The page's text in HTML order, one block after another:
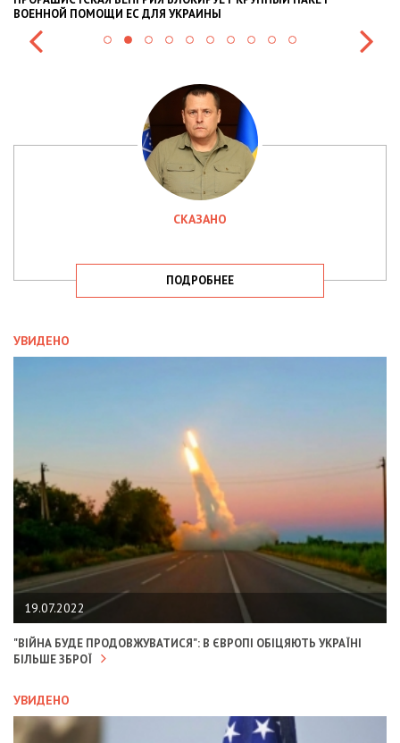
ВОЕННОЙ ПОМОЩИ ЕС ДЛЯ УКРАИНЫ
СКАЗАНО
ПОДРОБНЕЕ
УВИДЕНО
19.07.2022
"ВІЙНА БУДЕ ПРОДОВЖУВАТИСЯ": В ЄВРОПІ ОБІЦЯЮТЬ УКРАЇНІ
БІЛЬШЕ ЗБРОЇ
УВИДЕНО